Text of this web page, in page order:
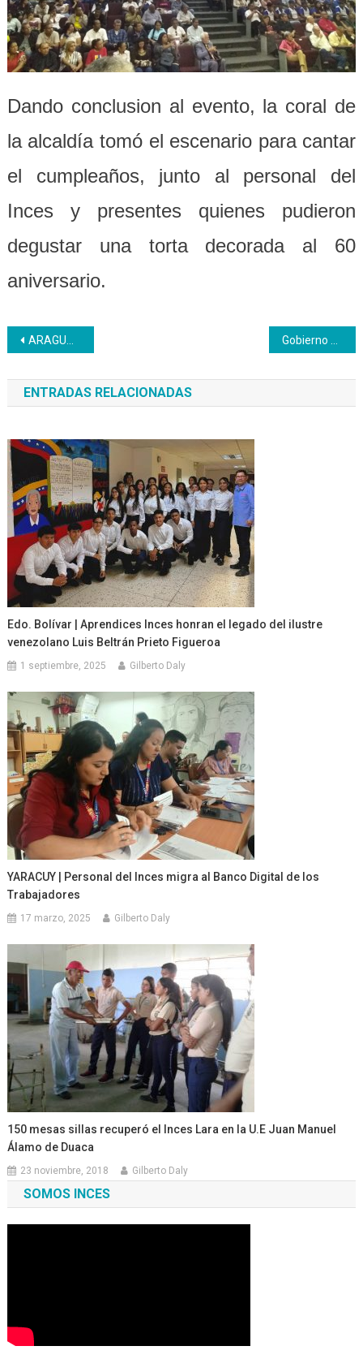
Dando conclusion al evento, la coral de
la alcaldía tomó el escenario para cantar
el cumpleaños, junto al personal del
Inces y presentes quienes pudieron
degustar una torta decorada al 60
aniversario.
Navegación
de
entradas
ARAGUA | La gran familia Inces disfrutó de merecidos reconocimientos por su esfuerzo
ENTRADAS RELACIONADAS
Edo. Bolívar | Aprendices Inces honran el legado del ilustre
venezolano Luis Beltrán Prieto Figueroa
1 septiembre, 2025 Gilberto Daly
YARACUY | Personal del Inces migra al Banco Digital de los
Trabajadores
17 marzo, 2025 Gilberto Daly
150 mesas sillas recuperó el Inces Lara en la U.E Juan Manuel
Álamo de Duaca
23 noviembre, 2018 Gilberto Daly
SOMOS INCES